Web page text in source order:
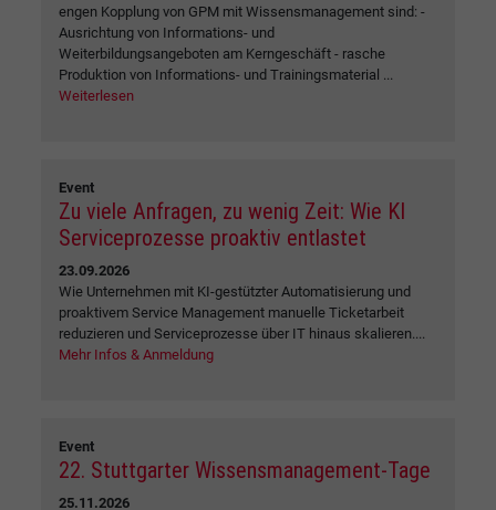
engen Kopplung von GPM mit Wissensmanagement sind: -
Ausrichtung von Informations- und
Weiterbildungsangeboten am Kerngeschäft - rasche
Produktion von Informations- und Trainingsmaterial ...
Weiterlesen
Event
Zu viele Anfragen, zu wenig Zeit: Wie KI
Serviceprozesse proaktiv entlastet
23.09.2026
Wie Unternehmen mit KI-gestützter Automatisierung und
proaktivem Service Management manuelle Ticketarbeit
reduzieren und Serviceprozesse über IT hinaus skalieren....
Mehr Infos & Anmeldung
Event
22. Stuttgarter Wissensmanagement-Tage
25.11.2026